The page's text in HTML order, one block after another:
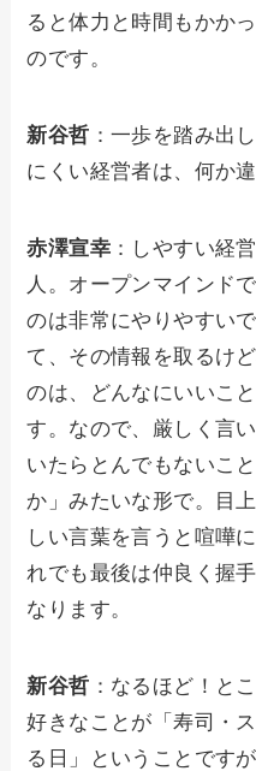
ると体力と時間もかか
のです。
新谷哲 ：一歩を踏み出
にくい経営者は、何か
赤澤宣幸 ：しやすい経
人。オープンマインド
のは非常にやりやすい
て、その情報を取るけ
のは、どんなにいいこ
す。なので、厳しく言
いたらとんでもないこ
か」みたいな形で。目
しい言葉を言うと喧嘩
れでも最後は仲良く握
なります。
新谷哲 ：なるほど！と
好きなことが「寿司・
る日」ということです